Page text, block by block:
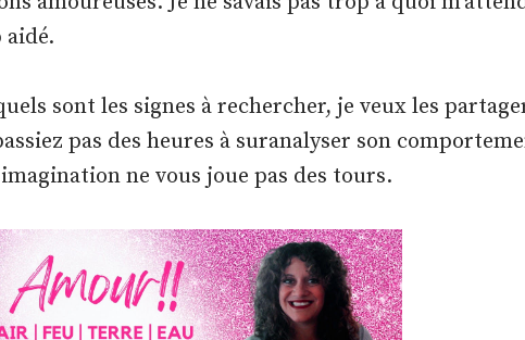
aidé.
sont les signes à rechercher, je veux les
pas des heures à suranalyser son
ne vous joue pas des tours.